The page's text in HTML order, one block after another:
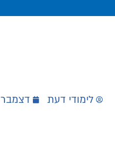
לימודי דעת דצמבר 29, 2022